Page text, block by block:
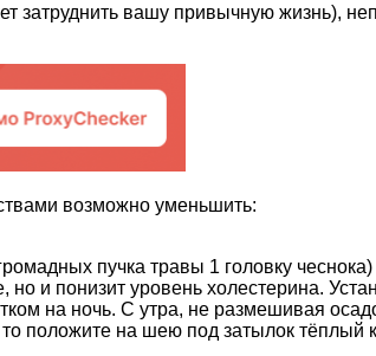
затруднить вашу привычную жизнь),
возможно уменьшить:
пучка травы 1 головку
и понизит уровень холестерина.
на ночь. С утра, не размешивая
положите на шею под затылок тёплый